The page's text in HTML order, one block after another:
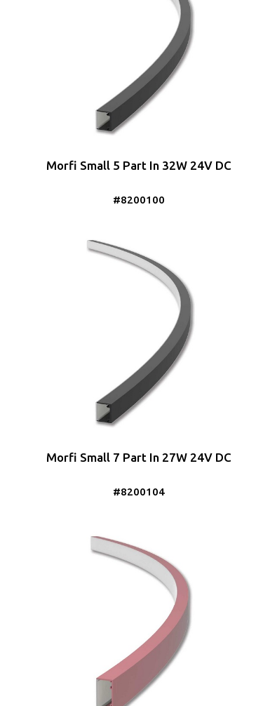
Morfi Small 5 Part In 32W 24V DC
#8200100
Morfi Small 7 Part In 27W 24V DC
#8200104